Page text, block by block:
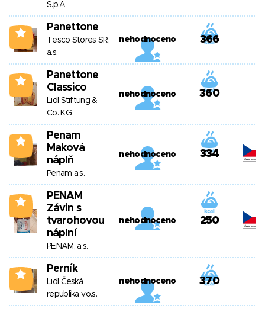
S.p.A
2 Panettone
Tesco Stores SR,
a.s.
nehodnoceno 366
2
Panettone
Classico
Lidl Stiftung &
Co. KG
nehodnoceno 360
2
Penam
Maková
náplň
Penam a.s.
nehodnoceno 334
2
PENAM
Závin s
tvarohovou
náplní
PENAM, a.s.
nehodnoceno 250
2 Perník
Lidl Česká
republika v.o.s.
nehodnoceno 370